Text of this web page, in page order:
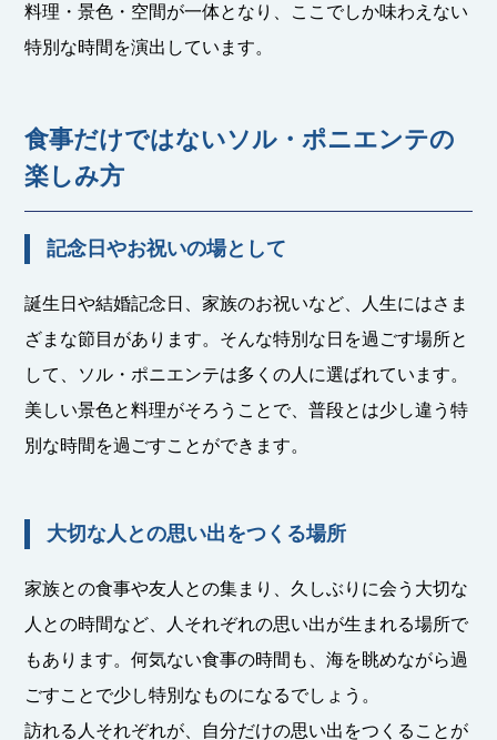
料理・景色・空間が一体となり、ここでしか味わえない
特別な時間を演出しています。
食事だけではないソル・ポニエンテの
楽しみ方
記念日やお祝いの場として
誕生日や結婚記念日、家族のお祝いなど、人生にはさま
ざまな節目があります。そんな特別な日を過ごす場所と
して、ソル・ポニエンテは多くの人に選ばれています。
美しい景色と料理がそろうことで、普段とは少し違う特
別な時間を過ごすことができます。
大切な人との思い出をつくる場所
家族との食事や友人との集まり、久しぶりに会う大切な
人との時間など、人それぞれの思い出が生まれる場所で
もあります。何気ない食事の時間も、海を眺めながら過
ごすことで少し特別なものになるでしょう。
訪れる人それぞれが、自分だけの思い出をつくることが